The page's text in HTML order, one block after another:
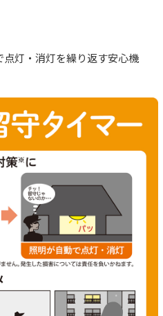
灯・消灯を繰り返す安心機